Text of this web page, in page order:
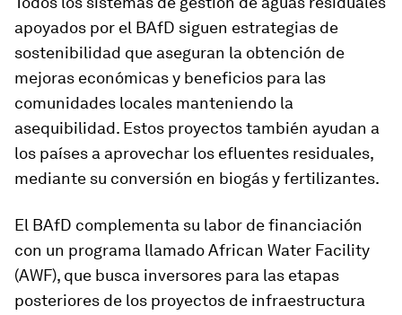
apoyados por el BAfD siguen estrategias de
sostenibilidad que aseguran la obtención de
mejoras económicas y beneficios para las
comunidades locales manteniendo la
asequibilidad. Estos proyectos también ayudan a
los países a aprovechar los efluentes residuales,
mediante su conversión en biogás y fertilizantes.
El BAfD complementa su labor de financiación
con un programa llamado African Water Facility
(AWF), que busca inversores para las etapas
posteriores de los proyectos de infraestructura